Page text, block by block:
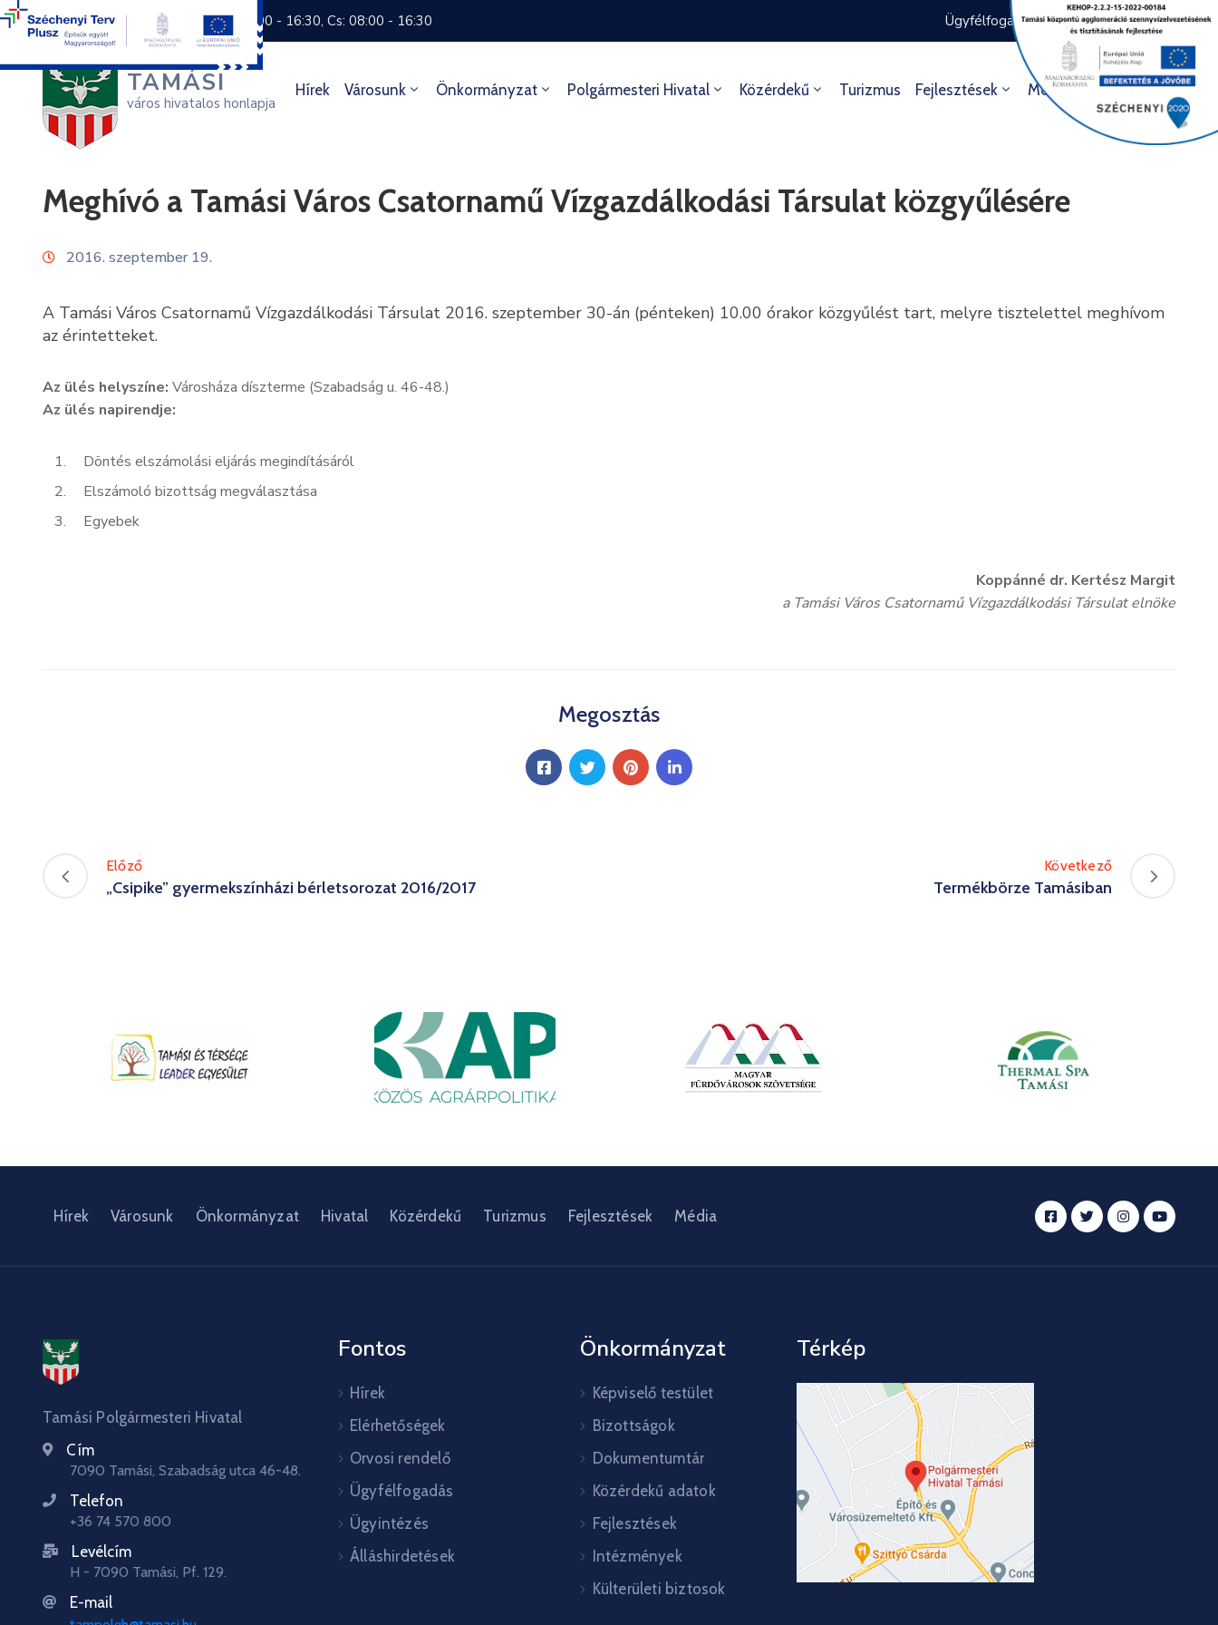
+36 74 570 800 H: 8:00 - 16:30, Cs: 08:00 - 16:30 Ügyfélfogadás rendje Ügyintézés
TAMÁSI
város hivatalos honlapja
Hírek Városunk Önkormányzat Polgármesteri Hivatal Közérdekű Turizmus Fejlesztések Média Kultúra
Meghívó a Tamási Város Csatornamű Vízgazdálkodási Társulat közgyűlésére
2016. szeptember 19.
A Tamási Város Csatornamű Vízgazdálkodási Társulat 2016. szeptember 30-án (pénteken) 10.00 órakor közgyűlést tart, melyre tisztelettel meghívom
az érintetteket.
Az ülés helyszíne: Városháza díszterme (Szabadság u. 46-48.)
Az ülés napirendje:
Döntés elszámolási eljárás megindításáról
Elszámoló bizottság megválasztása
Egyebek
Koppánné dr. Kertész Margit
a Tamási Város Csatornamű Vízgazdálkodási Társulat elnöke
Megosztás
Előző
„Csipike” gyermekszínházi bérletsorozat 2016/2017
Következő
Termékbörze Tamásiban
Hírek Városunk Önkormányzat Hivatal Közérdekű Turizmus Fejlesztések Média
Tamási Polgármesteri Hivatal
Cím
7090 Tamási, Szabadság utca 46-48.
Telefon
+36 74 570 800
Levélcím
H - 7090 Tamási, Pf. 129.
E-mail
Fontos
Hírek
Elérhetőségek
Orvosi rendelő
Ügyfélfogadás
Ügyintézés
Álláshirdetések
Önkormányzat
Képviselő testület
Bizottságok
Dokumentumtár
Közérdekű adatok
Fejlesztések
Intézmények
Külterületi biztosok
Térkép